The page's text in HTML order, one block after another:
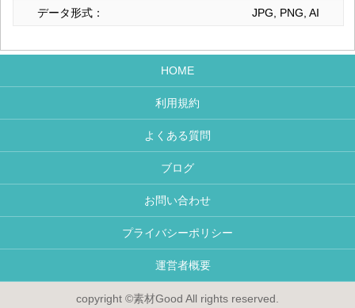
データ形式： JPG, PNG, AI
HOME
利用規約
よくある質問
ブログ
お問い合わせ
プライバシーポリシー
運営者概要
copyright ©素材Good All rights reserved.